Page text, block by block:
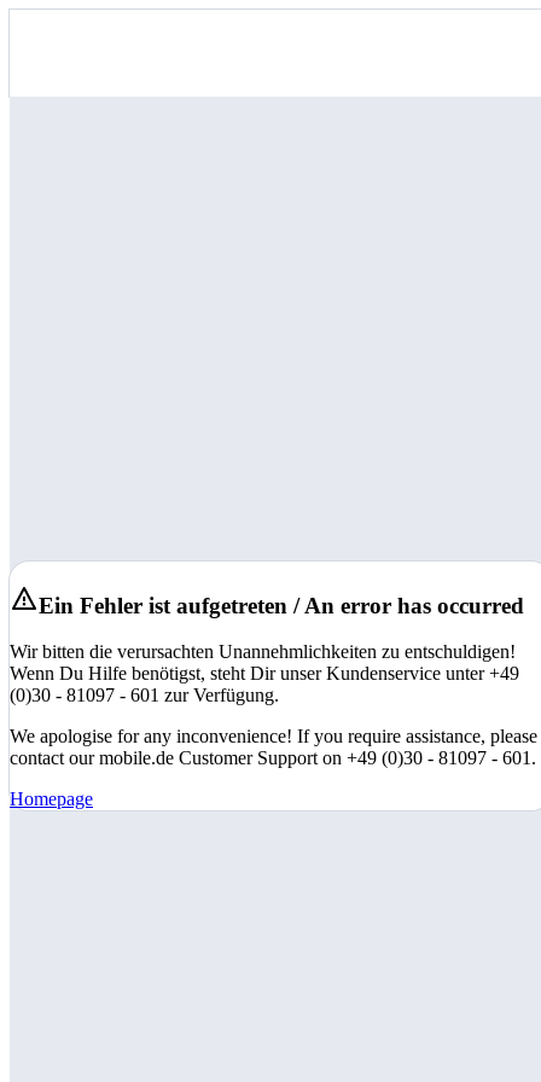
Ein Fehler ist aufgetreten / An error has occurred
Wir bitten die verursachten Unannehmlichkeiten zu entschuldigen!
Wenn Du Hilfe benötigst, steht Dir unser Kundenservice unter +49
(0)30 - 81097 - 601 zur Verfügung.
We apologise for any inconvenience! If you require assistance, please
contact our mobile.de Customer Support on +49 (0)30 - 81097 - 601.
Homepage